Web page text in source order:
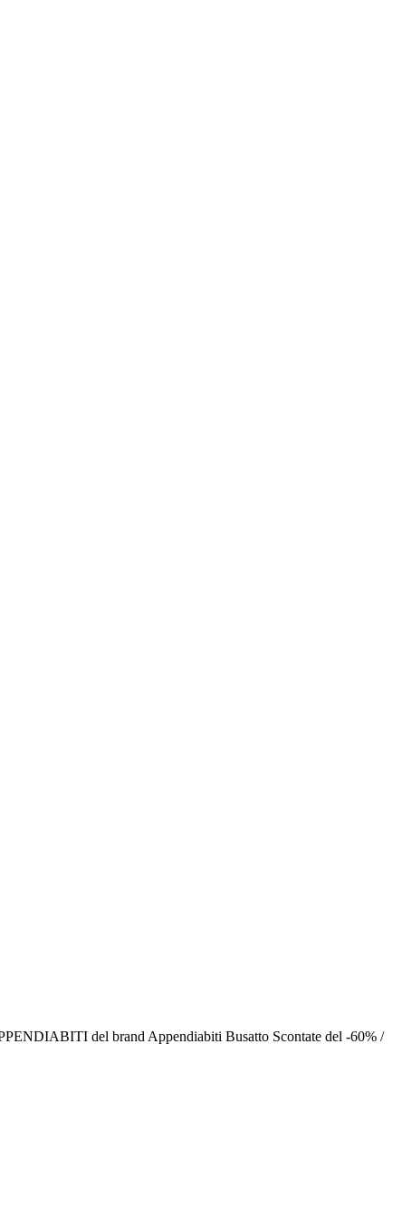
del brand Appendiabiti Busatto Scontate del -60% /